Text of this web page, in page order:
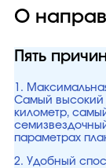
О
Пять
1.
Самый высокий
километр,
параметрах
2. Удобный